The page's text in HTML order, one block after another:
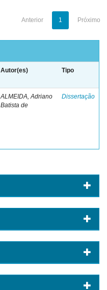
Anterior 1 Próximo
Autor(es) Tipo
ALMEIDA, Adriano
Batista de
Dissertação